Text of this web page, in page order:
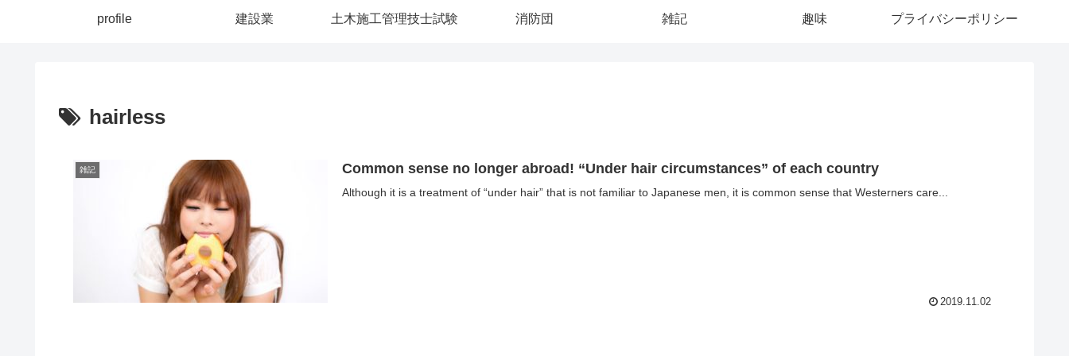
profile 建設業 土木施工管理技士試験 消防団 雑記 趣味 プライバシーポリシー
hairless
雑記 Common sense no longer abroad! “Under hair circumstances” of each country
Although it is a treatment of “under hair” that is not familiar to Japanese men, it is common sense that Westerners care...
2019.11.02